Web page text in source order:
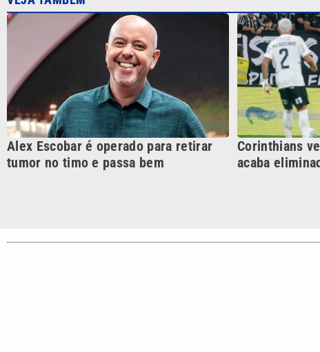
VTV é afiliada do SBT na
CATEGORIAS
Cotidiano